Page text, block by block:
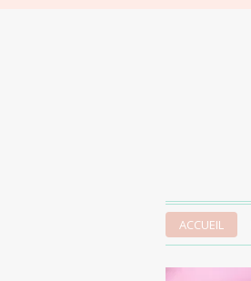
ACCUEIL